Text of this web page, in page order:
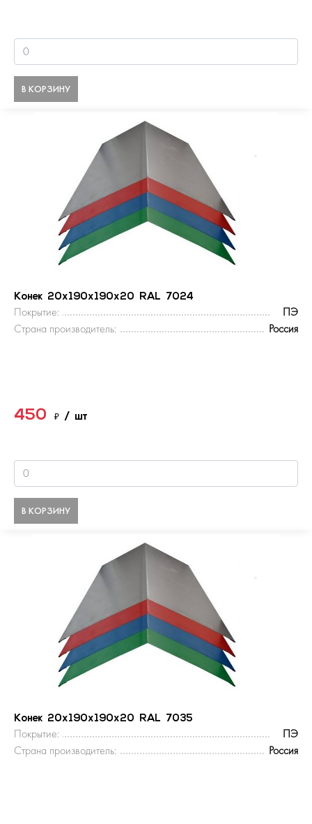
В КОРЗИНУ
Конек 20х190х190х20 RAL 7024
Покрытие:
ПЭ
Страна производитель:
Россия
450 ₽ / шт
В КОРЗИНУ
Конек 20х190х190х20 RAL 7035
Покрытие:
ПЭ
Страна производитель:
Россия